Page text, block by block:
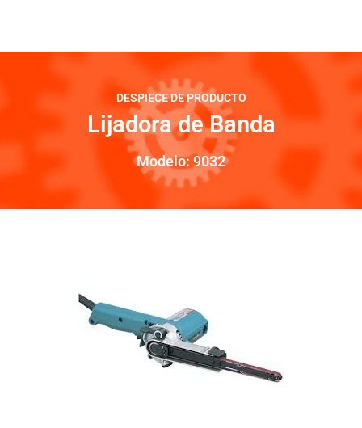
DESPIECE DE PRODUCTO
Lijadora de Banda
Modelo: 9032